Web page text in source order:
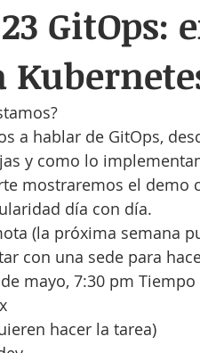
GitOps:
a hablar de GitOps,
y como lo
mostraremos el demo
día con día.
(la próxima semana
con una sede para
mayo, 7:30 pm Tiempo
hacer la tarea)